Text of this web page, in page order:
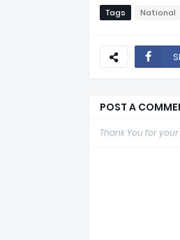
Tags National
POST A
Thank You for